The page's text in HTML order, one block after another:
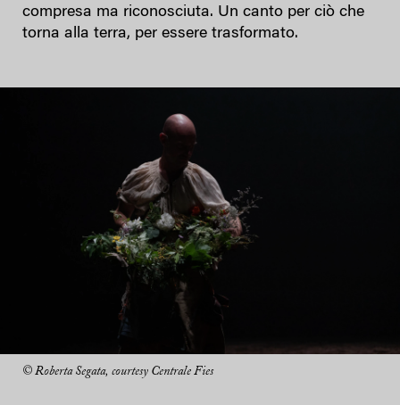
compresa ma riconosciuta. Un canto per ciò che
torna alla terra, per essere trasformato.
© Roberta Segata, courtesy Centrale Fies